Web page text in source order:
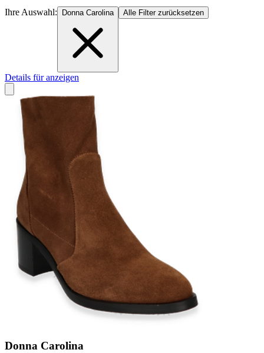
Ihre Auswahl: Donna Carolina Alle Filter zurücksetzen
Details für anzeigen
Donna Carolina